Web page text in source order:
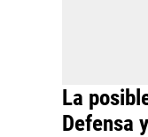
La
Defensa